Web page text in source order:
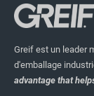
Greif est un leader
d'emballage
advantage that